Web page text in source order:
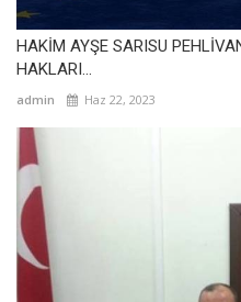
HAKİM AYŞE SARISU
HAKLARI...
admin Haz 22, 2023